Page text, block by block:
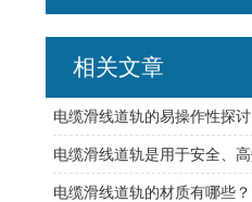
相关文章
电缆滑线道轨的易操作性探讨
电缆滑线道轨的材质有哪些？